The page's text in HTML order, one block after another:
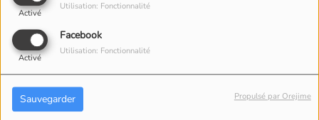
Activé
Utilisation: Fonctionnalité
Facebook
Activé
Utilisation: Fonctionnalité
Sauvegarder Propulsé par Orejime
IL Y A 1 SEMAINE
DARIO